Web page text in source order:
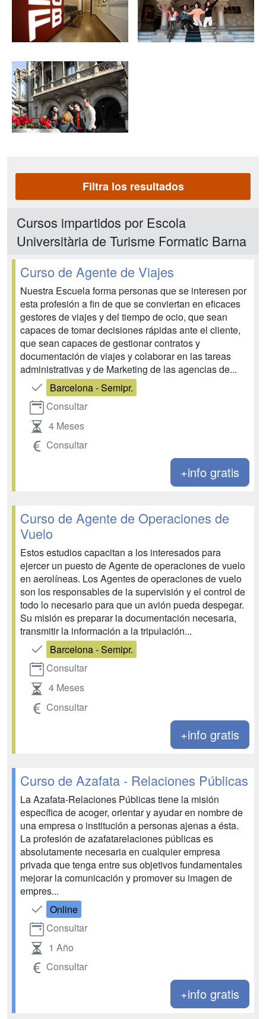
Filtra los resultados
Cursos impartidos por Escola
Universitària de Turisme Formatic Barna
Curso de Agente de Viajes
Nuestra Escuela forma personas que se interesen por
esta profesión a fin de que se conviertan en eficaces
gestores de viajes y del tiempo de ocio, que sean
capaces de tomar decisiones rápidas ante el cliente,
que sean capaces de gestionar contratos y
documentación de viajes y colaborar en las tareas
administrativas y de Marketing de las agencias de...
Barcelona - Semipr.
Consultar
4 Meses
Consultar
+info gratis
Curso de Agente de Operaciones de
Vuelo
Estos estudios capacitan a los interesados para
ejercer un puesto de Agente de operaciones de vuelo
en aerolíneas. Los Agentes de operaciones de vuelo
son los responsables de la supervisión y el control de
todo lo necesario para que un avión pueda despegar.
Su misión es preparar la documentación necesaria,
transmitir la información a la tripulación...
Barcelona - Semipr.
Consultar
4 Meses
Consultar
+info gratis
Curso de Azafata - Relaciones Públicas
La Azafata-Relaciones Públicas tiene la misión
específica de acoger, orientar y ayudar en nombre de
una empresa o institución a personas ajenas a ésta.
La profesión de azafatarelaciones públicas es
absolutamente necesaria en cualquier empresa
privada que tenga entre sus objetivos fundamentales
mejorar la comunicación y promover su imagen de
empres...
Online
Consultar
1 Año
Consultar
+info gratis